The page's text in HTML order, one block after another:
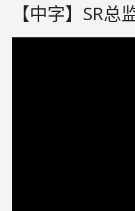
【中字】SR